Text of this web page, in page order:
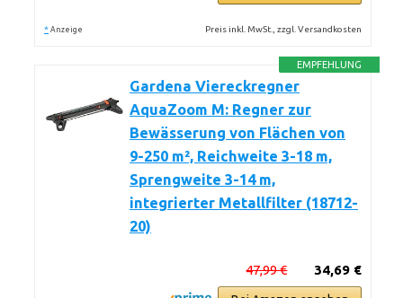
* Anzeige Preis inkl. MwSt., zzgl. Versandkosten
EMPFEHLUNG
Gardena Viereckregner
AquaZoom M: Regner zur
Bewässerung von Flächen von
9-250 m², Reichweite 3-18 m,
Sprengweite 3-14 m,
integrierter Metallfilter (18712-
20)
34,69 €
47,99 €